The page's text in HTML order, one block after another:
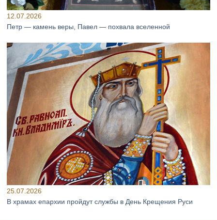
12.07.2026
Петр — камень веры, Павел — похвала вселенной
25.07.2026
В храмах епархии пройдут службы в День Крещения Руси